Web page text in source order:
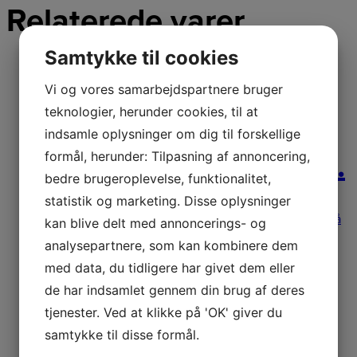
Relaterede varer
Techni-blade rød 7.0
mm X 26 cm. 155 stk.
Techni-blade rød 7.0 mm X 26 cm. 155 stk. Diameter på
575,00 kr.
TRIMMERSNØRE 3,3
X 300 MM 50 STK.
Samtykke til cookies
Vi og vores samarbejdspartnere bruger
teknologier, herunder cookies, til at
indsamle oplysninger om dig til forskellige
formål, herunder: Tilpasning af annoncering,
bedre brugeroplevelse, funktionalitet,
statistik og marketing. Disse oplysninger
kan blive delt med annoncerings- og
analysepartnere, som kan kombinere dem
med data, du tidligere har givet dem eller
de har indsamlet gennem din brug af deres
tjenester. Ved at klikke på 'OK' giver du
samtykke til disse formål.